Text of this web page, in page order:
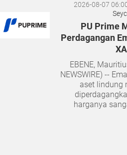
2026-08-07
PU Prime
Perdagangan
EBENE,
NEWSWIRE) --
aset lindung
harganya